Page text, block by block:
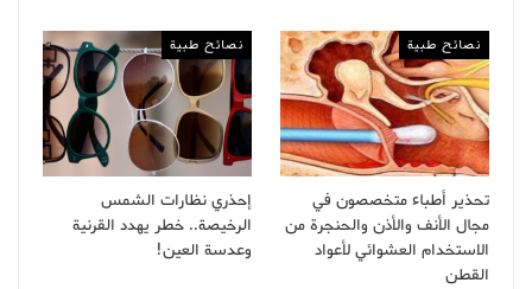
نصائح طبية
تحذير أطباء متخصصون في
مجال الأنف والأذن والحنجرة من
الاستخدام العشوائي لأعواد
القطن
نصائح طبية
إحذري نظارات الشمس
الرخيصة.. خطر يهدد القرنية
وعدسة العين!